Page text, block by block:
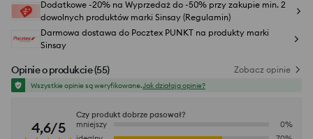
Dodatkowe -20% na Wyprzedaż do -50% przy zakupie min. 2
dowolnych produktów marki Sinsay (Regulamin)
Darmowa dostawa do Pocztex PUNKT na produkty marki
Sinsay
Opinie o produkcie(55) Zobacz opinie
Wszystkie opinie są weryfikowane.Jak działają opinie?
4,6/5
Czy produkt dobrze pasował?
mniejszy
0%